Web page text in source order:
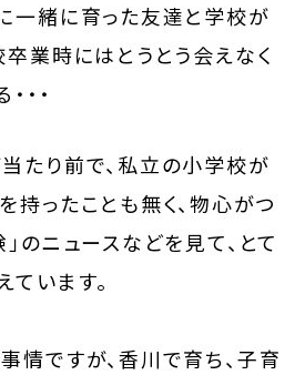
一緒に育った友達と学校が
卒業時にはとうとう会えなく
・・
たり前で、私立の小学校が
持ったことも無く、物心がつ
のニュースなどを見て、とて
います。
情ですが、香川で育ち、子育